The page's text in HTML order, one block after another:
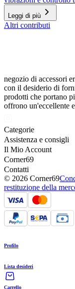
Leggi di più
Altri contributi
negozio di accessori
con il desiderio di
prodotti che portano
offrono un'eccellente
Categorie
Assistenza e consigli
Il Mio Account
Corner69
Contatti
© 2026 Corner69
restituzione della
Profilo
Lista desideri
Carrello